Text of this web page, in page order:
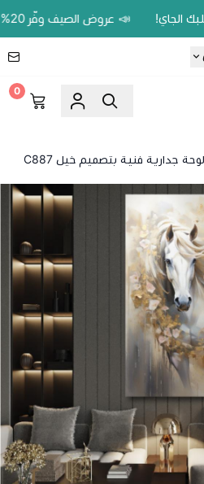
📣 عروض الصيف وفّر 20% على اللوحات الحين.. واكسب 200 ريال رصيد بمحفظتك لطلبك الجاي!
0
لوحة جدارية فنية بتصميم خيل C887